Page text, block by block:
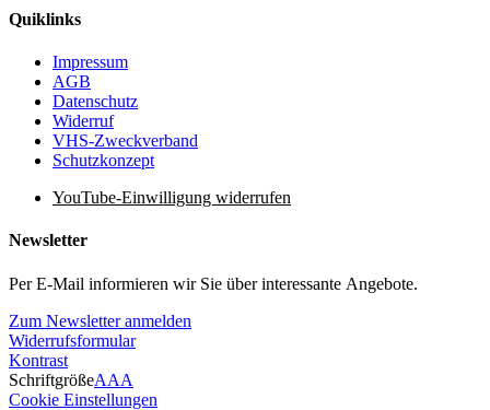
Quiklinks
Impressum
AGB
Datenschutz
Widerruf
VHS-Zweckverband
Schutzkonzept
YouTube-Einwilligung widerrufen
Newsletter
Per E-Mail informieren wir Sie über interessante Angebote.
Zum Newsletter anmelden
Widerrufsformular
Kontrast
SchriftgrößeAAA
Cookie Einstellungen